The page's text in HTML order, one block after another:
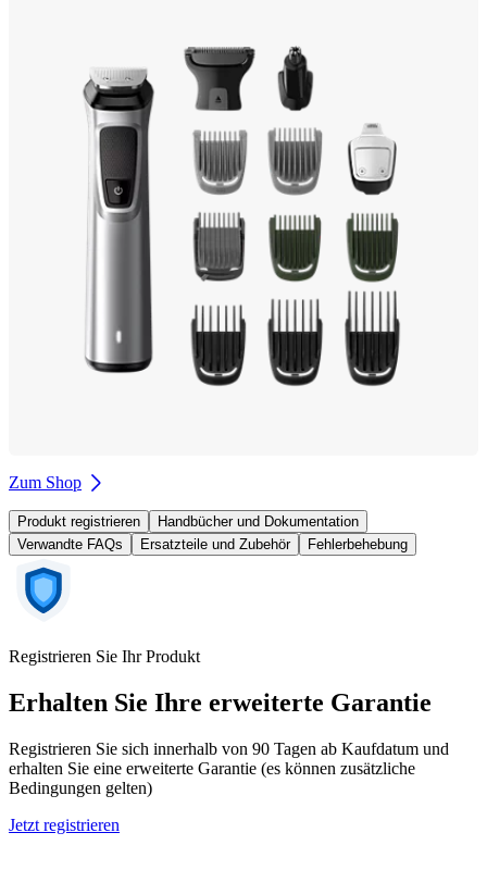
Zum Shop
Produkt registrieren
Handbücher und Dokumentation
Verwandte FAQs
Ersatzteile und Zubehör Fehlerbehebung
Registrieren Sie Ihr Produkt
Erhalten Sie Ihre erweiterte Garantie
Registrieren Sie sich innerhalb von 90 Tagen ab Kaufdatum und
erhalten Sie eine erweiterte Garantie (es können zusätzliche
Bedingungen gelten)
Jetzt registrieren